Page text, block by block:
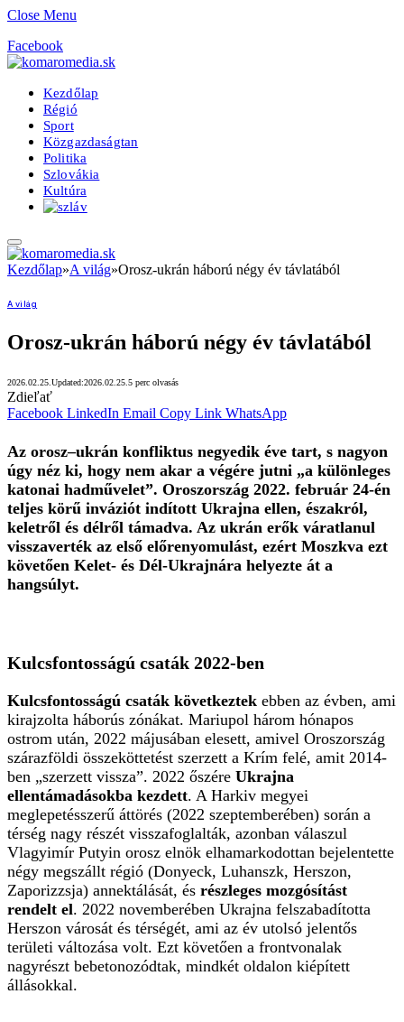
Close Menu
Facebook
Kezdőlap
Régió
Sport
Közgazdaságtan
Politika
Szlovákia
Kultúra
Kezdőlap»A világ»Orosz-ukrán háború négy év távlatából
A világ
Orosz-ukrán háború négy év távlatából
2026.02.25. Updated:2026.02.25. 5 perc olvasás
Zdieľať
Facebook LinkedIn Email Copy Link WhatsApp
Az orosz–ukrán konfliktus negyedik éve tart, s nagyon
úgy néz ki, hogy nem akar a végére jutni „a különleges
katonai hadművelet”. Oroszország 2022. február 24-én
teljes körű inváziót indított Ukrajna ellen, északról,
keletről és délről támadva. Az ukrán erők váratlanul
visszaverték az első előrenyomulást, ezért Moszkva ezt
követően Kelet- és Dél-Ukrajnára helyezte át a
hangsúlyt.
Kulcsfontosságú csaták 2022-ben
Kulcsfontosságú csaták következtek ebben az évben, ami
kirajzolta háborús zónákat. Mariupol három hónapos
ostrom után, 2022 májusában elesett, amivel Oroszország
szárazföldi összeköttetést szerzett a Krím felé, amit 2014-
ben „szerzett vissza”. 2022 őszére Ukrajna
ellentámadásokba kezdett. A Harkiv megyei
meglepetésszerű áttörés (2022 szeptemberében) során a
térség nagy részét visszafoglalták, azonban válaszul
Vlagyimír Putyin orosz elnök elhamarkodottan bejelentette
négy megszállt régió (Donyeck, Luhanszk, Herszon,
Zaporizzsja) annektálását, és részleges mozgósítást
rendelt el. 2022 novemberében Ukrajna felszabadította
Herszon városát és térségét, ami az év utolsó jelentős
területi változása volt. Ezt követően a frontvonalak
nagyrészt bebetonozódtak, mindkét oldalon kiépített
állásokkal.